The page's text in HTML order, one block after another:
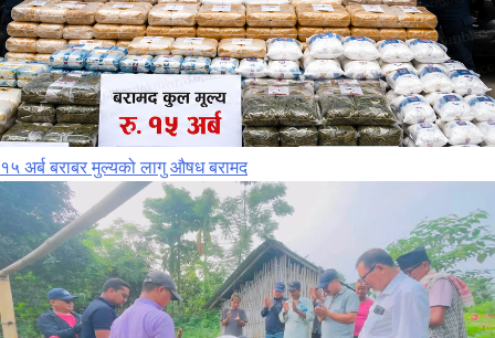
१५ अर्ब बराबर मुल्यको लागु औषध बरामद